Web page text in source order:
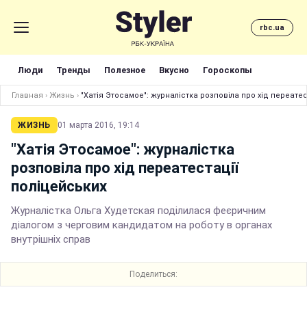
rbc.ua
Люди Тренды Полезное Вкусно Гороскопы
Главная › Жизнь › "Хатія Этосамое": журналістка розповіла про хід
ЖИЗНЬ 01 марта 2016, 19:14
"Хатія Этосамое": журналістка
розповіла про хід переатестації
поліцейських
Журналістка Ольга Худетская поділилася феєричним
діалогом з черговим кандидатом на роботу в органах
внутрішніх справ
Поделиться: